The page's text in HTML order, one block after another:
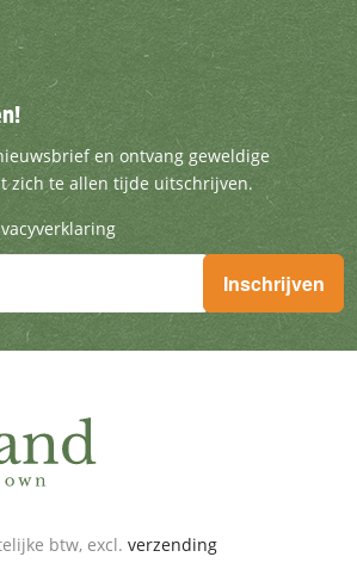
de nieuwsbrief en ontvang
en ontvang geweldige
zich te allen tijde uitschrijven.
en ontvang geweldige
Inschrijven
btw, excl. verzending